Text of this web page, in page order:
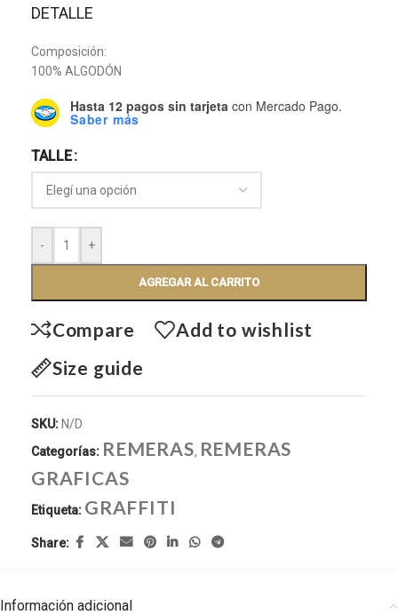
DETALLE
Composición:
100% ALGODÓN
Hasta 12 pagos sin tarjeta con Mercado Pago.
Saber más
TALLE
- +
AGREGAR AL CARRITO
Compare
Add to wishlist
Size guide
SKU: N/D
Categorías: REMERAS, REMERAS
GRAFICAS
Etiqueta: GRAFFITI
Share:
Información adicional